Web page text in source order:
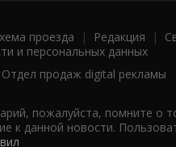
проезда | Редакция |
и персональных данных
Отдел продаж digital рекламы
пожалуйста, помните о
к данной новости.